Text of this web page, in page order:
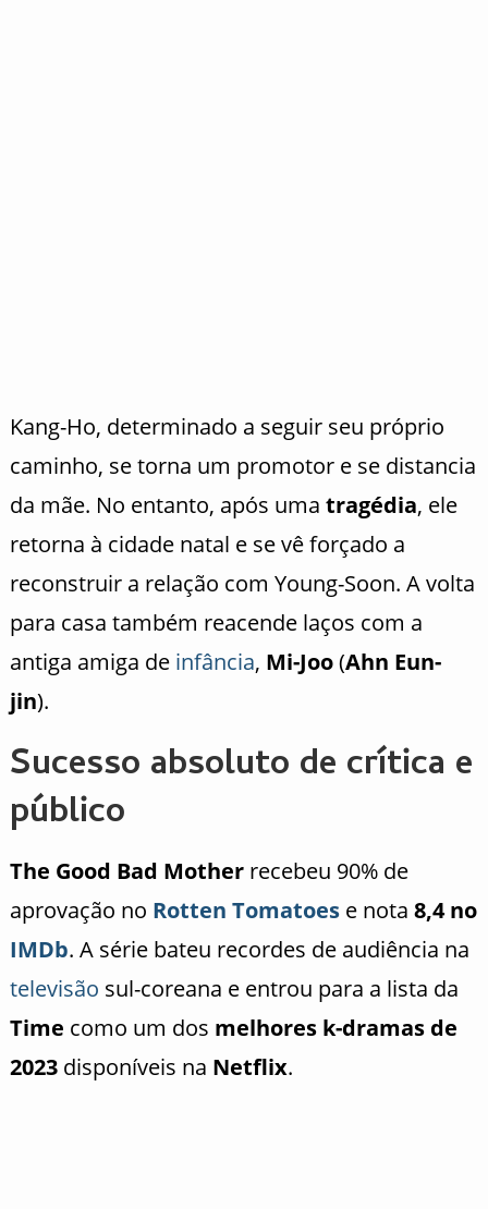
Kang-Ho, determinado a seguir seu próprio
caminho, se torna um promotor e se distancia
da mãe. No entanto, após uma tragédia, ele
retorna à cidade natal e se vê forçado a
reconstruir a relação com Young-Soon. A volta
para casa também reacende laços com a
antiga amiga de infância, Mi-Joo(Ahn Eun-
jin).
Sucesso absoluto de crítica e
público
The Good Bad Motherrecebeu 90% de
aprovação no Rotten Tomatoese nota 8,4 no
IMDb. A série bateu recordes de audiência na
televisão sul-coreana e entrou para a lista da
Time como um dos melhores k-dramas de
2023disponíveis na Netflix.